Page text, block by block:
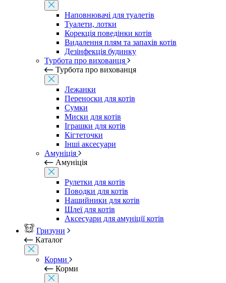
Наповнювачі для туалетів
Туалети, лотки
Корекція поведінки котів
Видалення плям та запахів котів
Дезінфекція будинку
Турбота про вихованця
Турбота про вихованця
Лежанки
Переноски для котів
Сумки
Миски для котів
Іграшки для котів
Кігтеточки
Інші аксесуари
Амуніція
Амуніція
Рулетки для котів
Поводки для котів
Нашийники для котів
Шлеї для котів
Аксесуари для амуніції котів
Гризуни
Каталог
Корми
Корми